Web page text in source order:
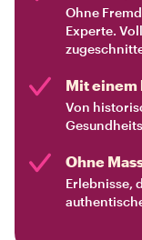
Ohne
Experte.
Mit einem
Von
Ohne
Erlebnisse,